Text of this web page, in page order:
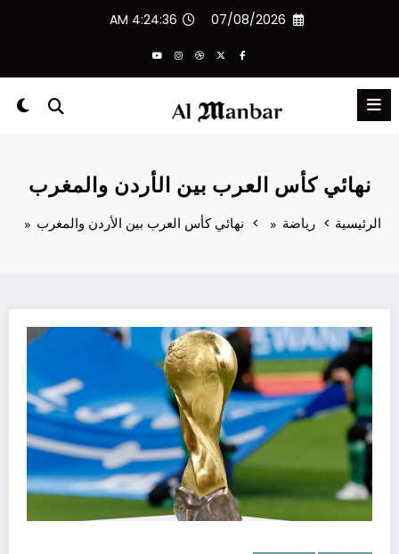
07/08/2026
4:24:37 AM
نهائي كأس العرب بين الأردن والمغرب
الرئيسية رياضة نهائي كأس العرب بين الأردن والمغرب